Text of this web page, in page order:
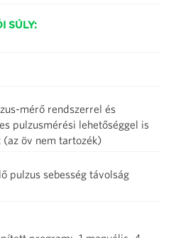
SÚLY:
mérő rendszerrel és
pulzusmérési lehetőséggel is
öv nem tartozék)
pulzus sebesség távolság